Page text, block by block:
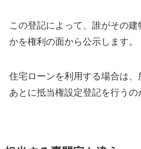
この登記によって、誰がその
かを権利の面から公示します。
住宅ローンを利用する場合は
あとに抵当権設定登記を行うの